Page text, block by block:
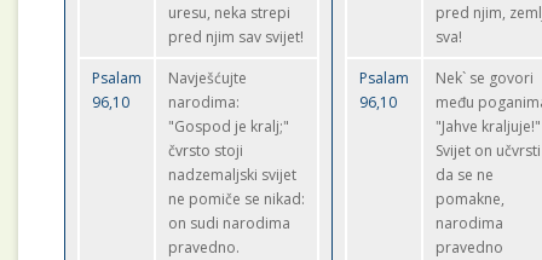
uresu, neka strepi
pred njim sav svijet!
Psalam
96,10
Navješćujte
narodima:
"Gospod je kralj;"
čvrsto stoji
nadzemaljski svijet
ne pomiče se nikad:
on sudi narodima
pravedno.
pred njim,
sva!
Psalam
96,10
Nek` se govori
među
"Jahve kraljuje!"
Svijet on učvrsti
da se ne
pomakne,
narodima
pravedno